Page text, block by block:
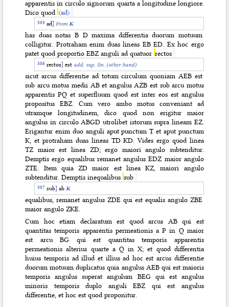
apparentis in circulo signorum quarta a longitudine longiore.
Dico quod 〈ad〉
ad] From K
has duas notas B D maxima differentia duorum motuum
colligitur. Protraham enim duas lineas EB ED. Ex hoc ergo
patet quod proportio EBZ anguli ad quatuor rectos
rectos] est add. sup. lin. (other hand)
sicut arcus differentie ad totum circulum quoniam AEB est
sub arcu motus medii AB et angulus AZB est sub arcu motus
apparentis PQ et superfluum quod est inter eos est angulus
propositus EBZ. Cum vero ambo motus conveniant ad
utramque longitudinem, dico quod non erigitur maior
angulus in circulo ABGD utrolibet istorum supra lineam EZ.
Erigantur enim duo anguli aput punctum T et aput punctum
K, et protraham duas lineas TD KD. Vides ergo quod linea
TZ maior est linea ZD; ergo maiori angulo subtenditur.
Demptis ergo equalibus remanet angulus EDZ maior angulo
ZTE. Item quia ZD maior est linea KZ, maiori angulo
subtenditur. Demptis inequalibus sub
sub] ab K
equalibus, remanet angulus ZDE qui est equalis angulo ZBE
maior angulo ZKE.
Cum hoc etiam declaratum est quod arcus AB qui est
quantitas temporis apparentis permeationis a P in Q maior
est arcu BG qui est quantitas temporis apparentis
permeationis alterius quarte a Q in X; et quod differentia
huius temporis ad illud et illius ad hoc est arcus differentie
duorum motuum duplicatus quia angulus AEB qui est maioris
temporis angulus superat angulum BEG qui est angulus
minoris temporis duplo anguli EBZ qui est angulus
differentie, et hoc est quod proponitur.